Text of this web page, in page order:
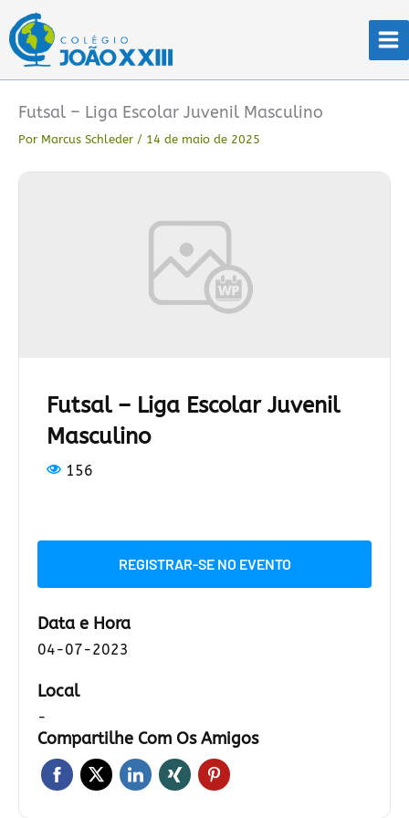
para
conteúdo
Futsal – Liga Escolar Juvenil Masculino
Por Marcus Schleder / 14 de maio de 2025
Futsal – Liga Escolar Juvenil
Masculino
156
REGISTRAR-SE NO EVENTO
Data e Hora
04-07-2023
Local
-
Compartilhe Com Os Amigos